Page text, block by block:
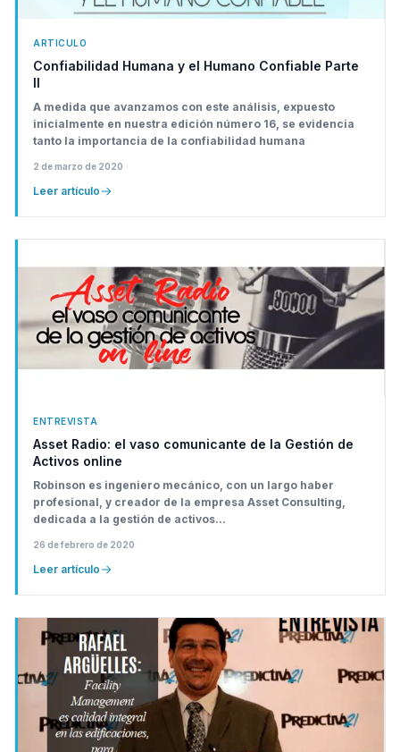
ARTICULO
Confiabilidad Humana y el Humano Confiable Parte
II
A medida que avanzamos con este análisis, expuesto
inicialmente en nuestra edición número 16, se evidencia
tanto la importancia de la confiabilidad humana
2 de marzo de 2020
Leer artículo
ENTREVISTA
Asset Radio: el vaso comunicante de la Gestión de
Activos online
Robinson es ingeniero mecánico, con un largo haber
profesional, y creador de la empresa Asset Consulting,
dedicada a la gestión de activos...
26 de febrero de 2020
Leer artículo